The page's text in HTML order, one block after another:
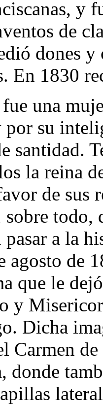
y
de
dones y
En 1830
una
su
santidad.
la reina
de sus
todo,
a la
agosto de
que le
y
Dicha
Carmen
donde